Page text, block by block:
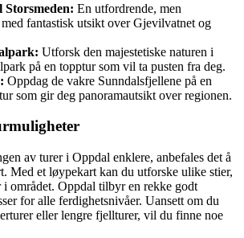
En utfordrende, men
fantastisk utsikt over Gjevilvatnet og
Utforsk den majestetiske naturen i
på en topptur som vil ta pusten fra deg.
Oppdag de vakre Sunndalsfjellene på en
som gir deg panoramautsikt over regionen.
av turer i Oppdal enklere, anbefales det å
Med et løypekart kan du utforske ulike stier,
området. Oppdal tilbyr en rekke godt
for alle ferdighetsnivåer. Uansett om du
eller lengre fjellturer, vil du finne noe